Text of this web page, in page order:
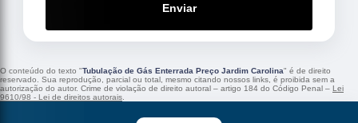
Enviar
O conteúdo do texto "Tubulação de Gás Enterrada Preço Jardim Carolina" é de direito
reservado. Sua reprodução, parcial ou total, mesmo citando nossos links, é proibida sem a
autorização do autor. Crime de violação de direito autoral – artigo 184 do Código Penal – Lei
9610/98 - Lei de direitos autorais